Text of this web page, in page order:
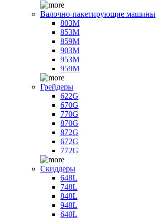
Валочно-пакетирующие машины
803M
853M
859M
903M
953M
959M
Грейдеры
622G
670G
770G
870G
872G
672G
772G
Скиддеры
648L
748L
848L
948L
640L